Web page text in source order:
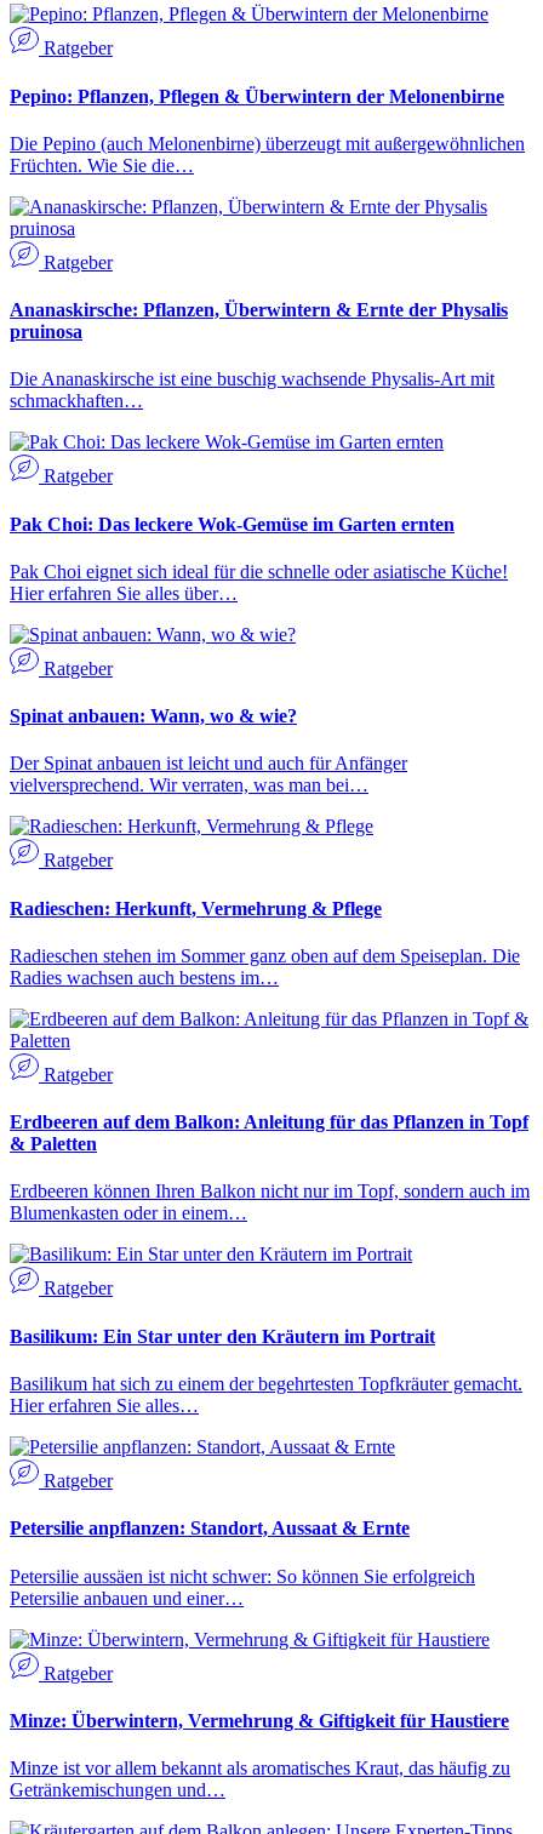
Ratgeber
Pepino: Pflanzen, Pflegen & Überwintern der Melonenbirne
Die Pepino (auch Melonenbirne) überzeugt mit außergewöhnlichen
Früchten. Wie Sie die…
Ratgeber
Ananaskirsche: Pflanzen, Überwintern & Ernte der Physalis
pruinosa
Die Ananaskirsche ist eine buschig wachsende Physalis-Art mit
schmackhaften…
Ratgeber
Pak Choi: Das leckere Wok-Gemüse im Garten ernten
Pak Choi eignet sich ideal für die schnelle oder asiatische Küche!
Hier erfahren Sie alles über…
Ratgeber
Spinat anbauen: Wann, wo & wie?
Der Spinat anbauen ist leicht und auch für Anfänger
vielversprechend. Wir verraten, was man bei…
Ratgeber
Radieschen: Herkunft, Vermehrung & Pflege
Radieschen stehen im Sommer ganz oben auf dem Speiseplan. Die
Radies wachsen auch bestens im…
Ratgeber
Erdbeeren auf dem Balkon: Anleitung für das Pflanzen in Topf
& Paletten
Erdbeeren können Ihren Balkon nicht nur im Topf, sondern auch im
Blumenkasten oder in einem…
Ratgeber
Basilikum: Ein Star unter den Kräutern im Portrait
Basilikum hat sich zu einem der begehrtesten Topfkräuter gemacht.
Hier erfahren Sie alles…
Ratgeber
Petersilie anpflanzen: Standort, Aussaat & Ernte
Petersilie aussäen ist nicht schwer: So können Sie erfolgreich
Petersilie anbauen und einer…
Ratgeber
Minze: Überwintern, Vermehrung & Giftigkeit für Haustiere
Minze ist vor allem bekannt als aromatisches Kraut, das häufig zu
Getränkemischungen und…